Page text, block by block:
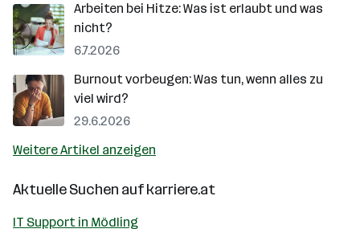
Arbeiten bei Hitze: Was ist erlaubt und was
nicht?
6.7.2026
Burnout vorbeugen: Was tun, wenn alles zu
viel wird?
29.6.2026
Weitere Artikel anzeigen
Aktuelle Suchen aufkarriere.at
IT Support in Mödling